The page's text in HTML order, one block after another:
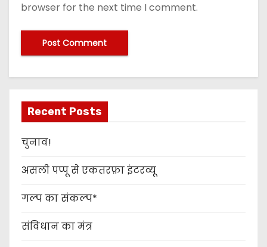
browser for the next time I comment.
Recent Posts
चुनाव!
असली पप्पू से एकतरफ़ा इंटरव्यू
गल्प का संकल्प*
संविधान का मंत्र